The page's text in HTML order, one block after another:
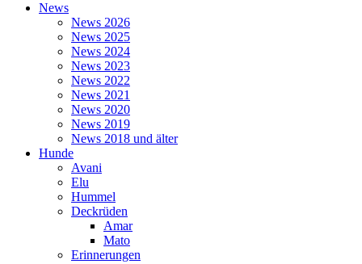
News
News 2026
News 2025
News 2024
News 2023
News 2022
News 2021
News 2020
News 2019
News 2018 und älter
Hunde
Avani
Elu
Hummel
Deckrüden
Amar
Mato
Erinnerungen